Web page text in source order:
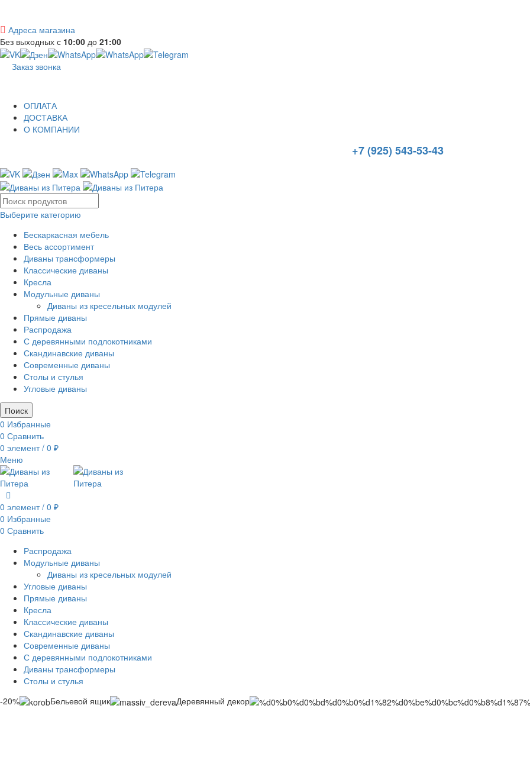
Адреса магазина
Без выходных с 10:00 до 21:00
Заказ звонка
ОПЛАТА
ДОСТАВКА
О КОМПАНИИ
+7 (925) 543-53-43
Выберите категорию
Бескаркасная мебель
Весь ассортимент
Диваны трансформеры
Классические диваны
Кресла
Модульные диваны
Диваны из кресельных модулей
Прямые диваны
Распродажа
С деревянными подлокотниками
Скандинавские диваны
Современные диваны
Столы и стулья
Угловые диваны
Поиск
0 Избранные
0 Сравнить
0 элемент / 0 ₽
Меню
0 элемент / 0 ₽
0 Избранные
0 Сравнить
Распродажа
Модульные диваны
Диваны из кресельных модулей
Угловые диваны
Прямые диваны
Кресла
Классические диваны
Скандинавские диваны
Современные диваны
С деревянными подлокотниками
Диваны трансформеры
Столы и стулья
-20%
Бельевой ящик Деревянный декор